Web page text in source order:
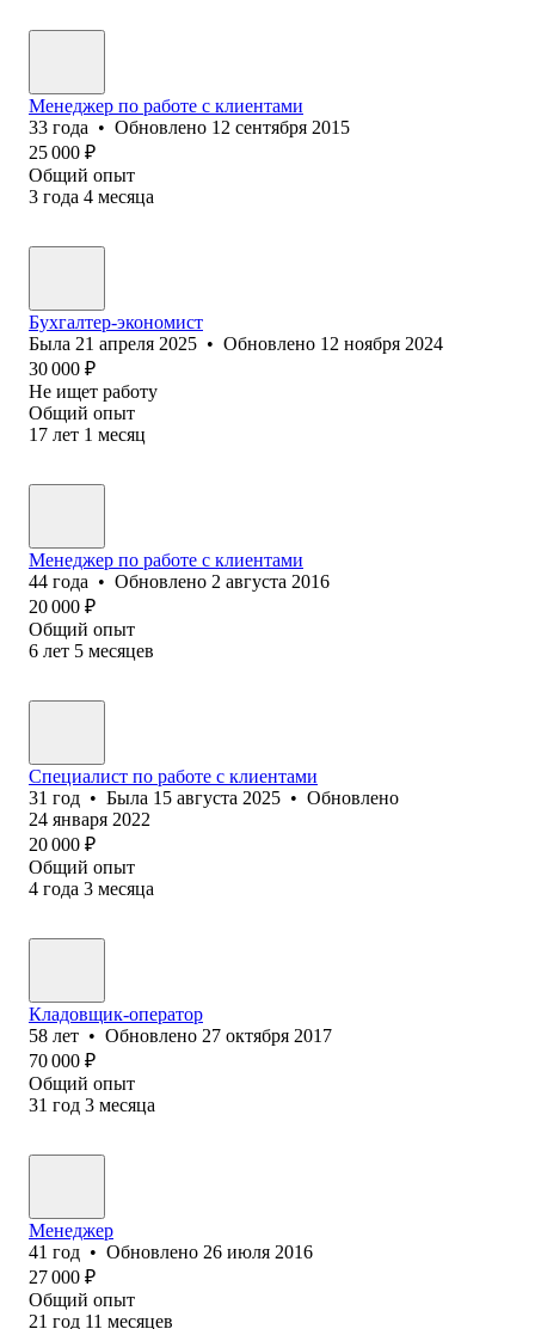
Менеджер по работе с клиентами
33 года • Обновлено 12 сентября 2015
25 000 ₽
Общий опыт
3 года 4 месяца
Бухгалтер-экономист
Была 21 апреля 2025 • Обновлено 12 ноября 2024
30 000 ₽
Не ищет работу
Общий опыт
17 лет 1 месяц
Менеджер по работе с клиентами
44 года • Обновлено 2 августа 2016
20 000 ₽
Общий опыт
6 лет 5 месяцев
Специалист по работе с клиентами
31 год • Была 15 августа 2025 • Обновлено
24 января 2022
20 000 ₽
Общий опыт
4 года 3 месяца
Кладовщик-оператор
58 лет • Обновлено 27 октября 2017
70 000 ₽
Общий опыт
31 год 3 месяца
Менеджер
41 год • Обновлено 26 июля 2016
27 000 ₽
Общий опыт
21 год 11 месяцев